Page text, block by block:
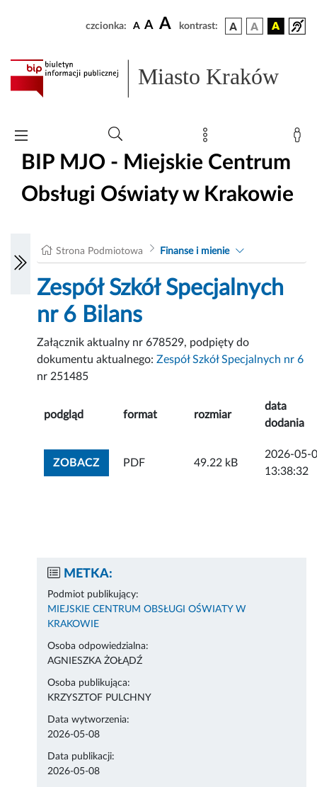
czcionka: A A A kontrast:
Miasto Kraków
BIP MJO - Miejskie Centrum
Obsługi Oświaty w Krakowie
Strona Podmiotowa Finanse i mienie
Zespół Szkół Specjalnych
nr 6 Bilans
Załącznik aktualny nr 678529, podpięty do
dokumentu aktualnego:Zespół Szkół Specjalnych nr 6
nr 251485
podgląd format rozmiar
data
dodania
ZOBACZZOBACZ ZAŁĄCZNIK
PDF 49.22 kB
2026-05-
13:38:32
METKA:
Podmiot publikujący:
MIEJSKIE CENTRUM OBSŁUGI OŚWIATY W
KRAKOWIE
Osoba odpowiedzialna:
AGNIESZKA ŻOŁĄDŹ
Osoba publikująca:
KRZYSZTOF PULCHNY
Data wytworzenia:
2026-05-08
Data publikacji:
2026-05-08